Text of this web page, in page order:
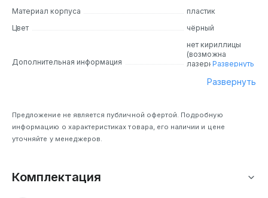
Материал корпуса
пластик
Цвет
чёрный
Дополнительная информация
нет кириллицы
(возможна
лазернаяРазвернуть
Развернуть
Предложение не является публичной офертой. Подробную
информацию о характеристиках товара, его наличии и цене
уточняйте у менеджеров.
Комплектация